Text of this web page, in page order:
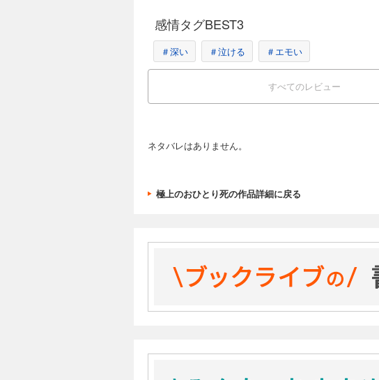
感情タグBEST3
＃深い ＃泣ける ＃エモい
すべてのレビュー
ネタバレはありません。
極上のおひとり死の作品詳細に戻る